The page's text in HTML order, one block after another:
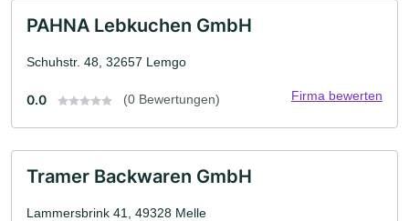
PAHNA Lebkuchen GmbH
Schuhstr. 48, 32657 Lemgo
0.0 (0 Bewertungen) Firma bewerten
Tramer Backwaren GmbH
Lammersbrink 41, 49328 Melle